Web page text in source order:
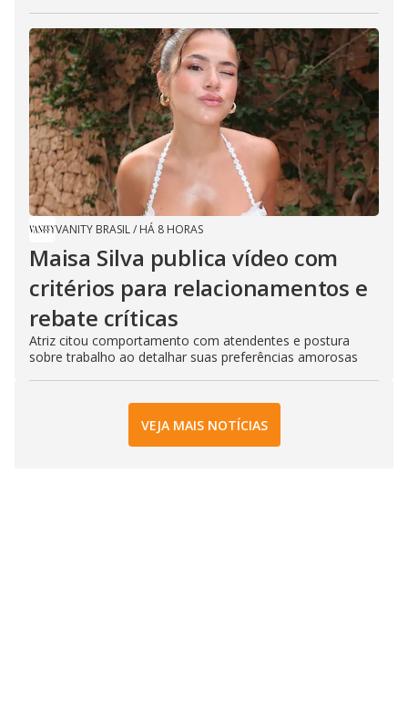
VANITY BRASIL/ HÁ 8 HORAS
Maisa Silva publica vídeo com
critérios para relacionamentos e
rebate críticas
Atriz citou comportamento com atendentes e postura
sobre trabalho ao detalhar suas preferências amorosas
VEJA MAIS NOTÍCIAS